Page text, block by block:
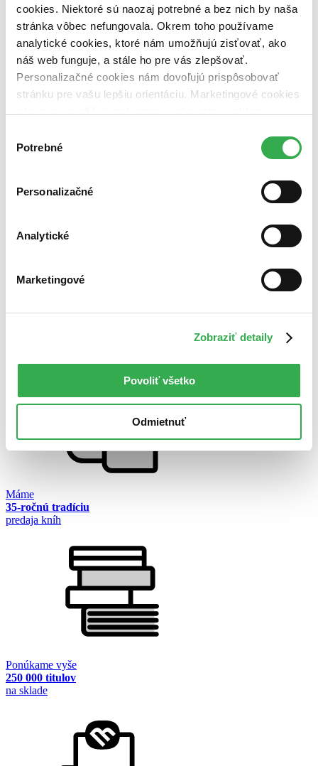
cookies. Niektoré sú naozaj potrebné a bez nich by naša
stránka vôbec nefungovala. Okrem toho používame
analytické cookies, ktoré nám umožňujú zisťovať, ako
náš web funguje, a stále ho pre vás zlepšovať.
Personalizačné cookies nám dovoľujú prispôsobovať
stránku pre vašu lepšiu orientáciu. Marketingové cookies
nám pomohlo, keby sme mohli používať všetky tieto
súhlasu
Potrebné
Personalizačné
Analytické
Marketingové
Zobraziť detaily
Povoliť všetko
Odmietnuť
Pocketbook
s podporovanou aplikáciou
Počítač s podporovanou aplikáciou
Neprečítate na:
Kindle
Pre zobrazenie tohto obsahu potrebujeme sušienky.
Máme
35-ročnú tradíciu
predaja kníh
Ponúkame vyše
250 000 titulov
na sklade